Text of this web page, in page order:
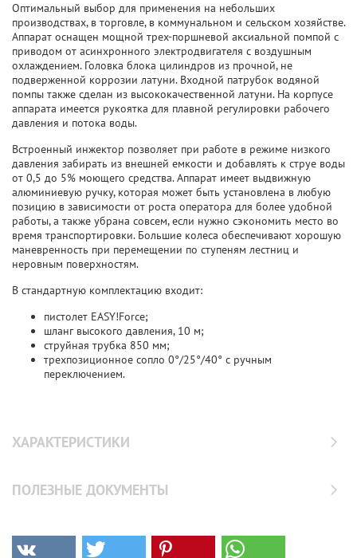
Оптимальный выбор для применения на небольших
производствах, в торговле, в коммунальном и сельском хозяйстве.
Аппарат оснащен мощной трех-поршневой аксиальной помпой с
приводом от асинхронного электродвигателя с воздушным
охлаждением. Головка блока цилиндров из прочной, не
подверженной коррозии латуни. Входной патрубок водяной
помпы также сделан из высококачественной латуни. На корпусе
аппарата имеется рукоятка для плавной регулировки рабочего
давления и потока воды.
Встроенный инжектор позволяет при работе в режиме низкого
давления забирать из внешней емкости и добавлять к струе воды
от 0,5 до 5% моющего средства. Аппарат имеет выдвижную
алюминиевую ручку, которая может быть установлена в любую
позицию в зависимости от роста оператора для более удобной
работы, а также убрана совсем, если нужно сэкономить место во
время транспортировки. Большие колеса обеспечивают хорошую
маневренность при перемещении по ступеням лестниц и
неровным поверхностям.
В стандартную комплектацию входит:
пистолет EASY!Force;
шланг высокого давления, 10 м;
струйная трубка 850 мм;
трехпозиционное сопло 0°/25°/40° с ручным
переключением.
ХАРАКТЕРИСТИКИ
ПОЛЕЗНЫЕ ДОКУМЕНТЫ